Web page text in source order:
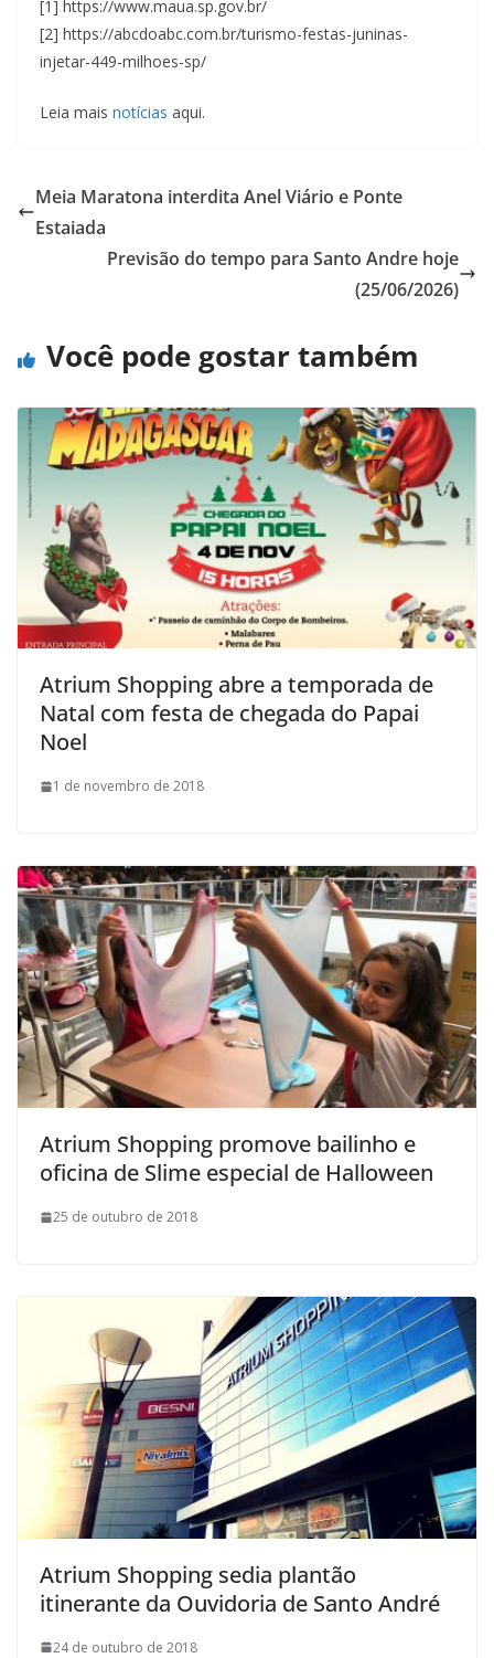
[1] https://www.maua.sp.gov.br/
[2] https://abcdoabc.com.br/turismo-festas-juninas-
injetar-449-milhoes-sp/
Leia mais notícias aqui.
Meia Maratona interdita Anel Viário e Ponte
Estaiada
Previsão do tempo para Santo Andre hoje
(25/06/2026)
Você pode gostar também
Atrium Shopping abre a temporada de
Natal com festa de chegada do Papai
Noel
1 de novembro de 2018
Atrium Shopping promove bailinho e
oficina de Slime especial de Halloween
25 de outubro de 2018
Atrium Shopping sedia plantão
itinerante da Ouvidoria de Santo André
24 de outubro de 2018